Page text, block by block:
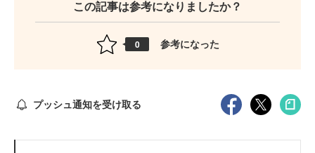
この記事は参考になりましたか？
0 参考になった
プッシュ通知を受け取る